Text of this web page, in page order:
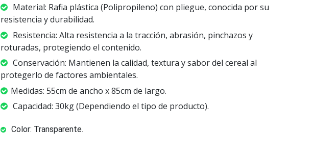
Material: Rafia plástica (Polipropileno) con pliegue, conocida por su
resistencia y durabilidad.
Resistencia: Alta resistencia a la tracción, abrasión, pinchazos y
roturadas, protegiendo el contenido.
Conservación: Mantienen la calidad, textura y sabor del cereal al
protegerlo de factores ambientales.
Medidas: 55cm de ancho x 85cm de largo.
Capacidad: 30kg (Dependiendo el tipo de producto).
Color: Transparente.